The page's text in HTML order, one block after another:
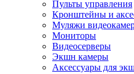
Пульты управления
Кронштейны и
Муляжи
Мониторы
Видеосерверы
Экшн камеры
Аксессуары для